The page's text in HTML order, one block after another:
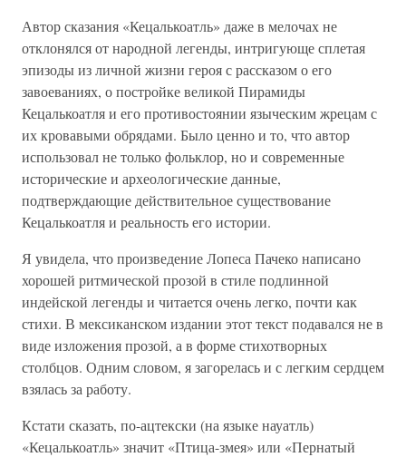
Автор сказания «Кецалькоатль» даже в мелочах не
отклонялся от народной легенды, интригующе сплетая
эпизоды из личной жизни героя с рассказом о его
завоеваниях, о постройке великой Пирамиды
Кецалькоатля и его противостоянии языческим жрецам с
их кровавыми обрядами. Было ценно и то, что автор
использовал не только фольклор, но и современные
исторические и археологические данные,
подтверждающие действительное существование
Кецалькоатля и реальность его истории.
Я увидела, что произведение Лопеса Пачеко написано
хорошей ритмической прозой в стиле подлинной
индейской легенды и читается очень легко, почти как
стихи. В мексиканском издании этот текст подавался не в
виде изложения прозой, а в форме стихотворных
столбцов. Одним словом, я загорелась и с легким сердцем
взялась за работу.
Кстати сказать, по-ацтекски (на языке науатль)
«Кецалькоатль» значит «Птица-змея» или «Пернатый